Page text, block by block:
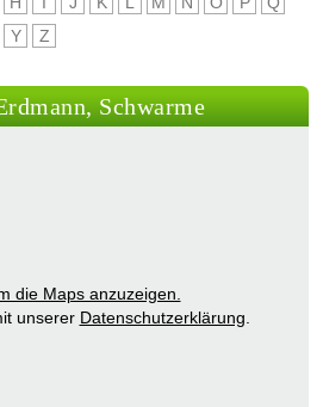
Y Z
Schwarme
die Maps anzuzeigen.
unserer Datenschutzerklärung